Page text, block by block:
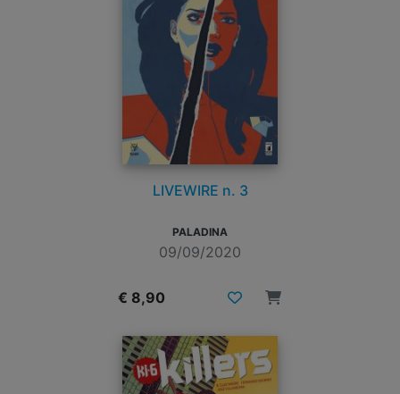
LIVEWIRE n. 3
PALADINA
09/09/2020
€ 8,90